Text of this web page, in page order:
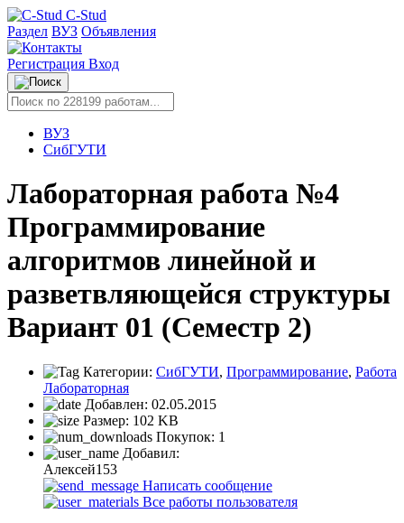
C-Stud
Раздел ВУЗ Объявления
Регистрация Вход
ВУЗ
СибГУТИ
Лабораторная работа №4
Программирование
алгоритмов линейной и
разветвляющейся структуры
Вариант 01 (Семестр 2)
Категории: СибГУТИ, Программирование, Работа
Лабораторная
Добавлен: 02.05.2015
Размер: 102 KB
Покупок: 1
Добавил:
Алексей153
Написать сообщение
Все работы пользователя